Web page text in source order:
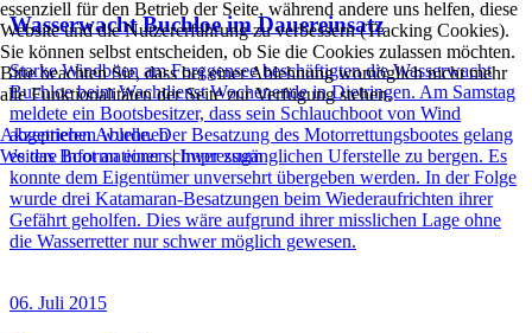
Wasserwacht Buchloe im Dauereinsatz
Starke Windböen am Forggensee beschäftigten die Wasserwacht
Buchloe beim Wachdienst Wochenende in Dietringen. Am Samstag
meldete ein Bootsbesitzer, dass sein Schlauchboot von Wind
abgetrieben wurde. Der Besatzung des Motorrettungsbootes gelang
es das Boot an einer schwer zugänglichen Uferstelle zu bergen. Es
konnte dem Eigentümer unversehrt übergeben werden. In der Folge
wurde drei Katamaran-Besatzungen beim Wiederaufrichten ihrer
Gefährt geholfen. Dies wäre aufgrund ihrer misslichen Lage ohne
die Wasserretter nur schwer möglich gewesen.
06. Juli 2015
essenziell für den Betrieb der Seite, während andere uns helfen, diese
Website und die Nutzererfahrung zu verbessern (Tracking Cookies).
Sie können selbst entscheiden, ob Sie die Cookies zulassen möchten.
Bitte beachten Sie, dass bei einer Ablehnung womöglich nicht mehr
alle Funktionalitäten der Seite zur Verfügung stehen.
Akzeptieren Ablehnen
Weitere Informationen|Impressum